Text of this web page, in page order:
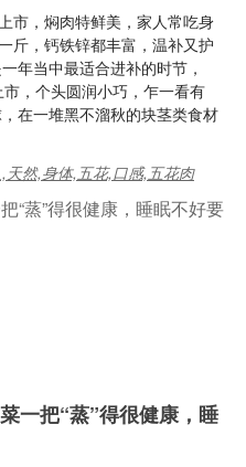
市，焖肉特鲜美，家人常吃身
斤，钙铁锌都丰富，温补又护
年当中最适合进补的时节，
，个头圆润小巧，乍一看有
在一堆黑不溜秋的块茎类食材
天然,身体,五花,口感,五花肉
一把“蒸”得很健康，睡